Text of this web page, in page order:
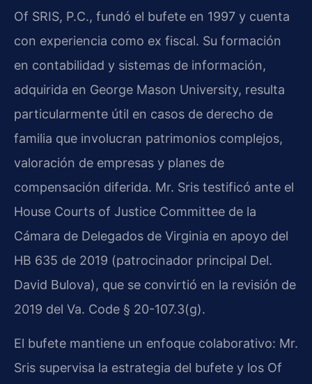
Of SRIS, P.C., fundó el bufete en 1997 y cuenta
con experiencia como ex fiscal. Su formación
en contabilidad y sistemas de información,
adquirida en George Mason University, resulta
particularmente útil en casos de derecho de
familia que involucran patrimonios complejos,
valoración de empresas y planes de
compensación diferida. Mr. Sris testificó ante el
House Courts of Justice Committee de la
Cámara de Delegados de Virginia en apoyo del
HB 635 de 2019 (patrocinador principal Del.
David Bulova), que se convirtió en la revisión de
2019 del Va. Code § 20-107.3(g).
El bufete mantiene un enfoque colaborativo: Mr.
Sris supervisa la estrategia del bufete y los Of